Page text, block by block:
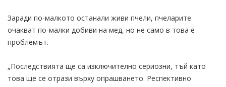
Заради по-малкото останали живи пчели, пчеларите
очакват по-малки добиви на мед, но не само в това е
проблемът.
„Последствията ще са изключително сериозни, тъй като
това ще се отрази върху опрашването. Респективно